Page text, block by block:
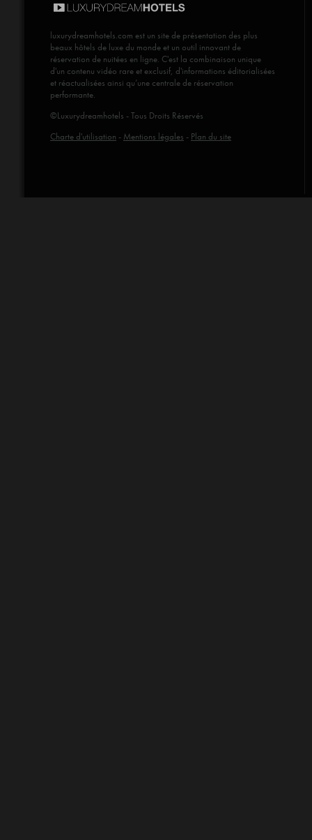
luxurydreamhotels.com est un site de présentation des plus
beaux hôtels de luxe du monde et un outil innovant de
réservation de nuitées en ligne. C'est la combinaison unique
d'un contenu vidéo rare et exclusif, d'informations éditorialisées
et réactualisées ainsi qu’une centrale de réservation
performante.
©Luxurydreamhotels - Tous Droits Réservés
Charte d'utilisation - Mentions légales - Plan du site